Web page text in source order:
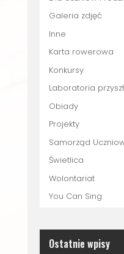
Galeria zdjęć
Inne
Karta rowerowa
Konkursy
Laboratoria
Obiady
Projekty
Samorząd
Świetlica
Wolontariat
You Can Sing
Ostatnie wpisy